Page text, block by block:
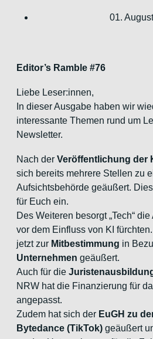
01.
Editor’s Ramble #76
Liebe Leser:innen,
In dieser Ausgabe haben wir
interessante Themen rund um
Newsletter.
Nach der Veröffentlichung der
sich bereits mehrere Stellen zu
Aufsichtsbehörde geäußert.
für Euch ein.
Des Weiteren besorgt „Tech“
vor dem Einfluss von KI
jetzt zur Mitbestimmung in
Unternehmen geäußert.
Auch für die
NRW hat die Finanzierung für
angepasst.
Zudem hat sich der EuGH zu
Bytedance (TikTok) geäußert